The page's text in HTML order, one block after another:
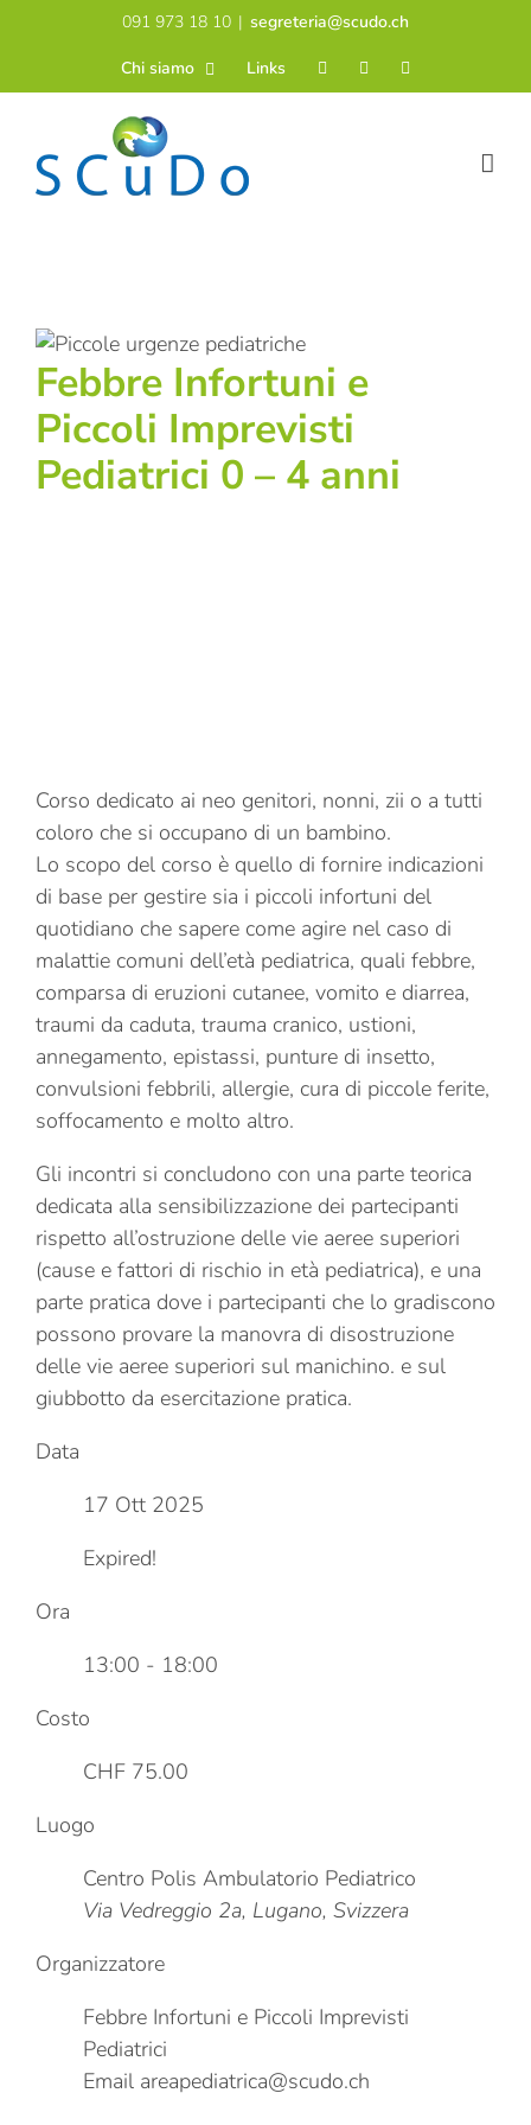
091 973 18 10 | segreteria@scudo.ch
Chi siamo Links
Febbre Infortuni e
Piccoli Imprevisti
Pediatrici 0 – 4 anni
Corso dedicato ai neo genitori, nonni, zii o a tutti
coloro che si occupano di un bambino.
Lo scopo del corso è quello di fornire indicazioni
di base per gestire sia i piccoli infortuni del
quotidiano che sapere come agire nel caso di
malattie comuni dell’età pediatrica, quali febbre,
comparsa di eruzioni cutanee, vomito e diarrea,
traumi da caduta, trauma cranico, ustioni,
annegamento, epistassi, punture di insetto,
convulsioni febbrili, allergie, cura di piccole ferite,
soffocamento e molto altro.
Gli incontri si concludono con una parte teorica
dedicata alla sensibilizzazione dei partecipanti
rispetto all’ostruzione delle vie aeree superiori
(cause e fattori di rischio in età pediatrica), e una
parte pratica dove i partecipanti che lo gradiscono
possono provare la manovra di disostruzione
delle vie aeree superiori sul manichino. e sul
giubbotto da esercitazione pratica.
Data
17 Ott 2025
Expired!
Ora
13:00 - 18:00
Costo
CHF 75.00
Luogo
Centro Polis Ambulatorio Pediatrico
Via Vedreggio 2a, Lugano, Svizzera
Organizzatore
Febbre Infortuni e Piccoli Imprevisti
Pediatrici
Email areapediatrica@scudo.ch